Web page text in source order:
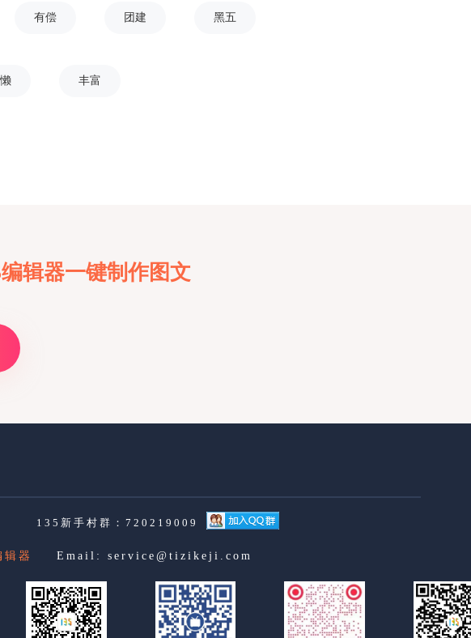
有偿 团建 黑五
丰富
辑器一键制作图文
135新手村群：720219009
辑器 Email: service@tizikeji.com